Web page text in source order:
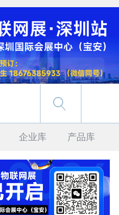
企业库 产品库